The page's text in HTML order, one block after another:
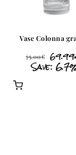
Vase Colonna
75.00€ 69.99
Save: